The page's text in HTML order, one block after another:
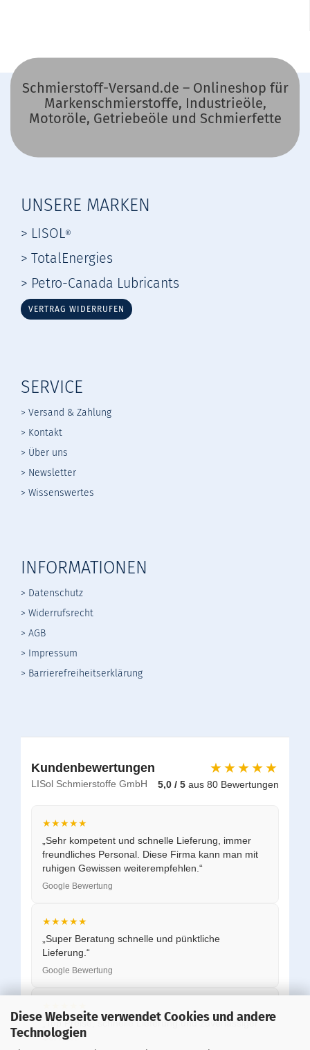
Diese Webseite verwendet Cookies und andere
Technologien
Schmierstoff-Versand.de – Onlineshop für
Markenschmierstoffe, Industrieöle,
Motoröle, Getriebeöle und Schmierfette
UNSERE MARKEN
> LISOL®
> TotalEnergies
> Petro-Canada Lubricants
VERTRAG WIDERRUFEN
SERVICE
> Versand & Zahlung
> Kontakt
> Über uns
> Newsletter
> Wissenswertes
INFORMATIONEN
> Datenschutz
> Widerrufsrecht
> AGB
> Impressum
> Barrierefreiheitserklärung
Kundenbewertungen
LISol Schmierstoffe GmbH
★★★★★
5,0 / 5 aus 80 Bewertungen
★★★★★
„Sehr kompetent und schnelle Lieferung, immer
freundliches Personal. Diese Firma kann man mit
ruhigen Gewissen weiterempfehlen.“
Google Bewertung
★★★★★
„Super Beratung schnelle und pünktliche
Lieferung.“
Google Bewertung
„Top Preise, schnelle Lieferung und zuverlässiger
Service.“